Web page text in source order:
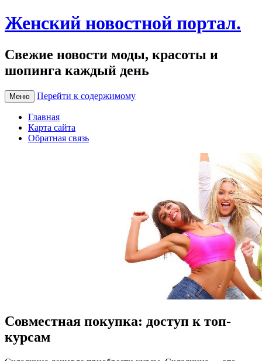
Женский новостной портал.
Свежие новости моды, красоты и
шопинга каждый день
Меню Перейти к содержимому
Главная
Карта сайта
Обратная связь
Совместная покупка: доступ к топ-
курсам